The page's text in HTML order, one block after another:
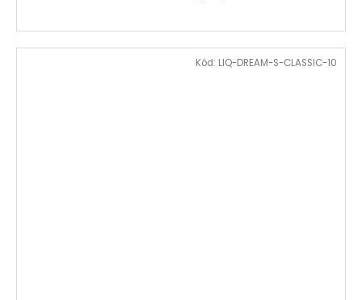
Kód: LIQ-DREAM-S-CLASSIC-10